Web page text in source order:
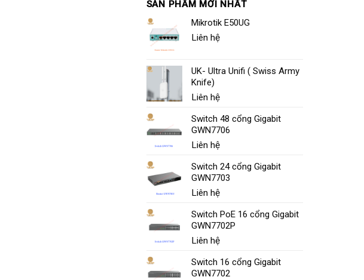
SẢN PHẨM MỚI NHẤT
Mikrotik E50UG
Liên hệ
UK- Ultra Unifi ( Swiss Army
Knife)
Liên hệ
Switch 48 cổng Gigabit
GWN7706
Liên hệ
Switch 24 cổng Gigabit
GWN7703
Liên hệ
Switch PoE 16 cổng Gigabit
GWN7702P
Liên hệ
Switch 16 cổng Gigabit
GWN7702